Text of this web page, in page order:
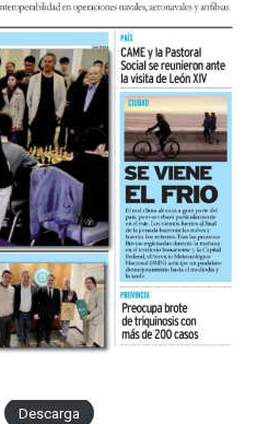
Descarga